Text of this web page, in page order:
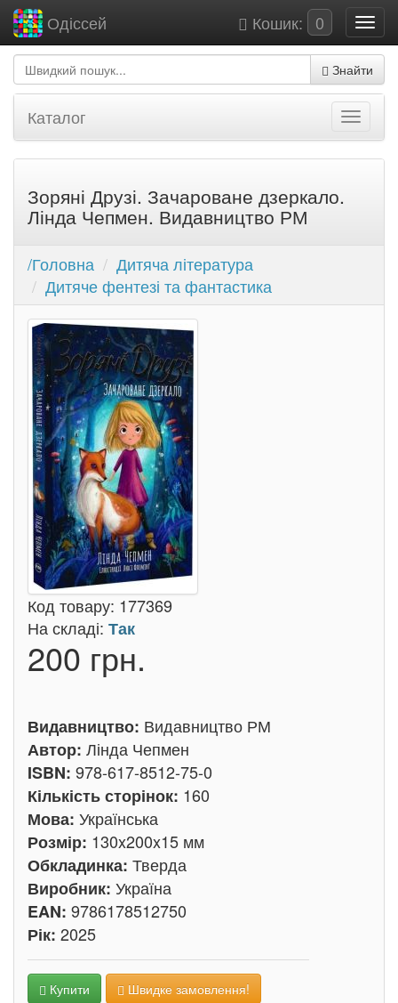
Кошик: 0
Одіссей
Знайти
Каталог
Зоряні Друзі. Зачароване дзеркало.
Лінда Чепмен. Видавництво РМ
/Головна
Дитяча література
Дитяче фентезі та фантастика
Код товару: 177369
На складі: Так
200 грн.
Видавництво: Видавництво РМ
Автор: Лінда Чепмен
ISBN: 978-617-8512-75-0
Кількість сторінок: 160
Мова: Українська
Розмір: 130x200x15 мм
Обкладинка: Тверда
Виробник: Україна
EAN: 9786178512750
Рік: 2025
Купити Швидке замовлення!